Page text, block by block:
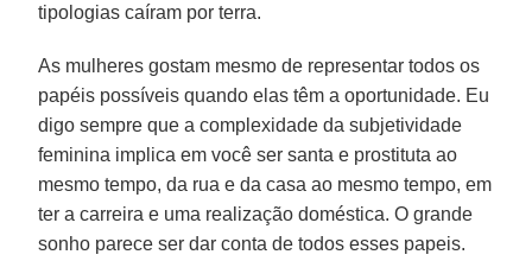
tipologias caíram por terra.
As mulheres gostam mesmo de representar todos os
papéis possíveis quando elas têm a oportunidade. Eu
digo sempre que a complexidade da subjetividade
feminina implica em você ser santa e prostituta ao
mesmo tempo, da rua e da casa ao mesmo tempo, em
ter a carreira e uma realização doméstica. O grande
sonho parece ser dar conta de todos esses papeis.